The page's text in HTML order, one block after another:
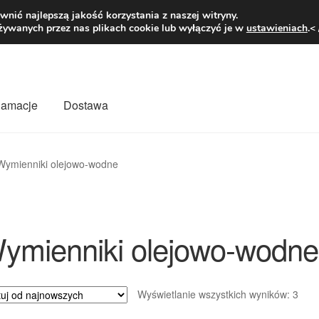
zł Pn.-pt.
Dostawa
olejowo-wodne
olejowo-wodne
Wyświetlanie wszystkich wyników: 3
najlepszą jakość korzystania z naszej witryny.
przez nas plikach cookie lub wyłączyć je w ustawieniach.<